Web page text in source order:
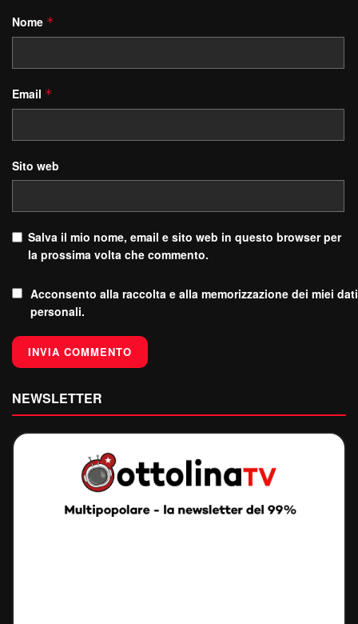
Nome *
Email *
Sito web
Salva il mio nome, email e sito web in questo browser per
la prossima volta che commento.
Acconsento alla raccolta e alla memorizzazione dei miei dati
personali.
NEWSLETTER